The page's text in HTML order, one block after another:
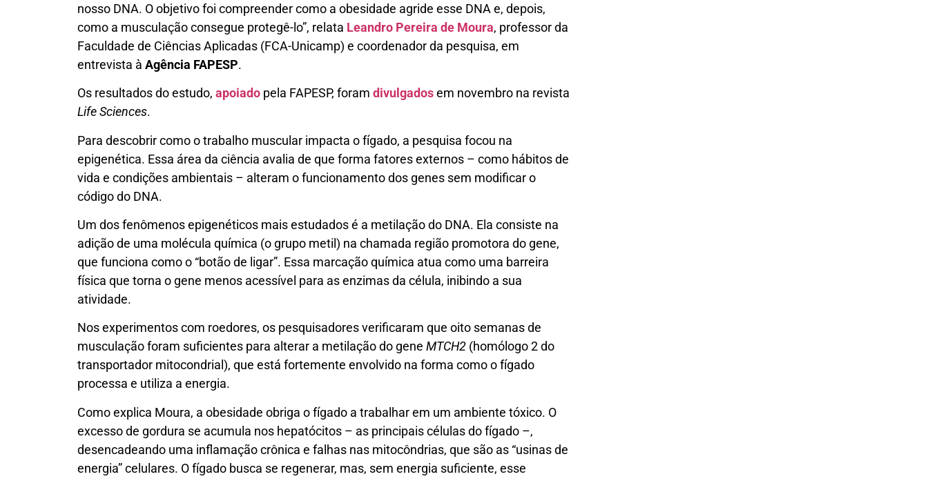
nosso DNA. O objetivo foi compreender como a obesidade agride esse DNA e, depois,
como a musculação consegue protegê-lo”, relata Leandro Pereira de Moura, professor da
Faculdade de Ciências Aplicadas (FCA-Unicamp) e coordenador da pesquisa, em
entrevista à Agência FAPESP.
Os resultados do estudo, apoiado pela FAPESP, foram divulgadosem novembro na revista
Life Sciences.
Para descobrir como o trabalho muscular impacta o fígado, a pesquisa focou na
epigenética. Essa área da ciência avalia de que forma fatores externos – como hábitos de
vida e condições ambientais – alteram o funcionamento dos genes sem modificar o
código do DNA.
Um dos fenômenos epigenéticos mais estudados é a metilação do DNA. Ela consiste na
adição de uma molécula química (o grupo metil) na chamada região promotora do gene,
que funciona como o “botão de ligar”. Essa marcação química atua como uma barreira
física que torna o gene menos acessível para as enzimas da célula, inibindo a sua
atividade.
Nos experimentos com roedores, os pesquisadores verificaram que oito semanas de
musculação foram suficientes para alterar a metilação do gene MTCH2 (homólogo 2 do
transportador mitocondrial), que está fortemente envolvido na forma como o fígado
processa e utiliza a energia.
Como explica Moura, a obesidade obriga o fígado a trabalhar em um ambiente tóxico. O
excesso de gordura se acumula nos hepatócitos – as principais células do fígado –,
desencadeando uma inflamação crônica e falhas nas mitocôndrias, que são as “usinas de
energia” celulares. O fígado busca se regenerar, mas, sem energia suficiente, esse